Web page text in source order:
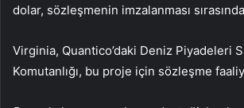
dolar, sözleşmenin imzalanması
Virginia, Quantico’daki Deniz Piyadeleri
Komutanlığı, bu proje için sözleşme